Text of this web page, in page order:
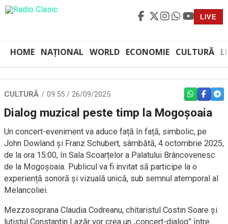
LIVE
HOME NAȚIONAL WORLD ECONOMIE CULTURĂ
CULTURĂ 09:55 / 26/09/2025 WHATSAPP
Dialog muzical peste timp la Mogoșoaia
Un concert-eveniment va aduce față în față, simbolic, pe
John Dowland și Franz Schubert, sâmbătă, 4 octombrie 2025,
de la ora 15:00, în Sala Scoarțelor a Palatului Brâncovenesc
de la Mogoșoaia. Publicul va fi invitat să participe la o
experiență sonoră și vizuală unică, sub semnul atemporal al
Melancoliei.
Mezzosoprana Claudia Codreanu, chitaristul Costin Soare și
lutistul Constantin Lazăr vor crea un „concert-dialog” între